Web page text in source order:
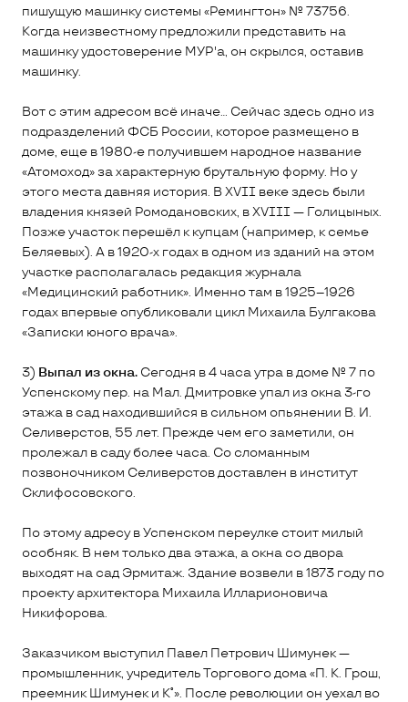
пишущую машинку системы «Ремингтон» № 73756.
Когда неизвестному предложили представить на
машинку удостоверение МУР'а, он скрылся, оставив
машинку.
Вот с этим адресом всё иначе... Сейчас здесь одно из
подразделений ФСБ России, которое размещено в
доме, еще в 1980-е получившем народное название
«Атомоход» за характерную брутальную форму. Но у
этого места давняя история. В XVII веке здесь были
владения князей Ромодановских, в XVIII — Голицыных.
Позже участок перешёл к купцам (например, к семье
Беляевых). А в 1920-х годах в одном из зданий на этом
участке располагалась редакция журнала
«Медицинский работник». Именно там в 1925–1926
годах впервые опубликовали цикл Михаила Булгакова
«Записки юного врача».
3) Выпал из окна. Сегодня в 4 часа утра в доме № 7 по
Успенскому пер. на Мал. Дмитровке упал из окна 3-го
этажа в сад находившийся в сильном опьянении В. И.
Селиверстов, 55 лет. Прежде чем его заметили, он
пролежал в саду более часа. Со сломанным
позвоночником Селиверстов доставлен в институт
Склифосовского.
По этому адресу в Успенском переулке стоит милый
особняк. В нем только два этажа, а окна со двора
выходят на сад Эрмитаж. Здание возвели в 1873 году по
проекту архитектора Михаила Илларионовича
Никифорова.
Заказчиком выступил Павел Петрович Шимунек —
промышленник, учредитель Торгового дома «П. К. Грош,
преемник Шимунек и К˚». После революции он уехал во